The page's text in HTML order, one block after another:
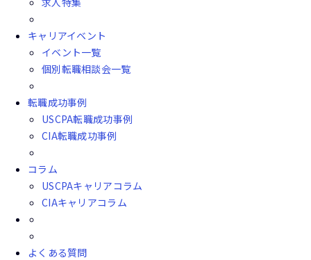
キャリアイベント
イベント一覧
個別転職相談会一覧
転職成功事例
USCPA転職成功事例
CIA転職成功事例
コラム
USCPAキャリアコラム
CIAキャリアコラム
よくある質問